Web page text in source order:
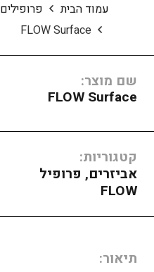
עמוד הבית פרופילים
FLOW Surface
שם מוצר:
FLOW Surface
קטגוריות:
אביזרים, פרופיל
FLOW
תיאור